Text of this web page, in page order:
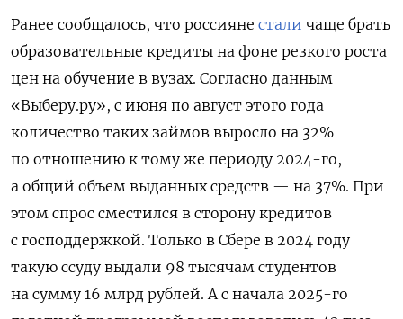
Ранее сообщалось, что россияне стали чаще брать
образовательные кредиты на фоне резкого роста
цен на обучение в вузах. Согласно данным
«Выберу.ру», с июня по август этого года
количество таких займов выросло на 32%
по отношению к тому же периоду 2024-го,
а общий объем выданных средств — на 37%. При
этом спрос сместился в сторону кредитов
с господдержкой. Только в Сбере в 2024 году
такую ссуду выдали 98 тысячам студентов
на сумму 16 млрд рублей. А с начала 2025-го